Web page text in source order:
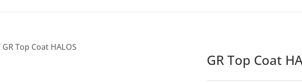
GR Top Coat HALOS
GR Top Coat